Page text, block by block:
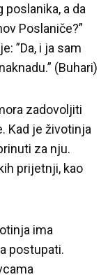
poslanika, a da
Poslaniče?”
”Da, i ja sam
(Buhari)
zadovoljiti
Kad je životinja
za nju.
prijetnji, kao
ima
postupati.